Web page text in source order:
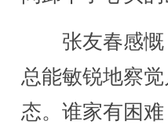
张友春感慨
总能敏锐地察
态。谁家有困